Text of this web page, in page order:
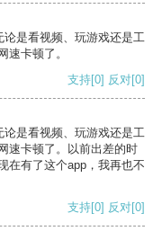
是看视频、玩游戏还是工
速卡顿了。
支持[0] 反对[0]
是看视频、玩游戏还是工
速卡顿了。以前出差的时
在有了这个app，我再也不
支持[0] 反对[0]